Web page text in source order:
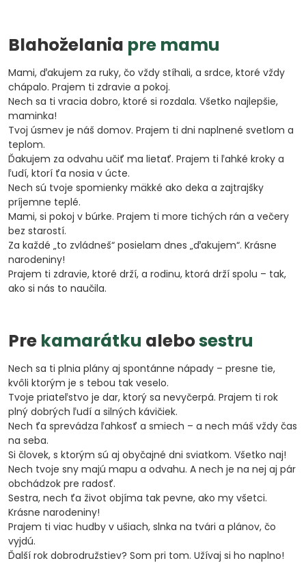
Blahoželania pre mamu
Mami, ďakujem za ruky, čo vždy stíhali, a srdce, ktoré vždy
chápalo. Prajem ti zdravie a pokoj.
Nech sa ti vracia dobro, ktoré si rozdala. Všetko najlepšie,
maminka!
Tvoj úsmev je náš domov. Prajem ti dni naplnené svetlom a
teplom.
Ďakujem za odvahu učiť ma lietať. Prajem ti ľahké kroky a
ľudí, ktorí ťa nosia v úcte.
Nech sú tvoje spomienky mäkké ako deka a zajtrajšky
príjemne teplé.
Mami, si pokoj v búrke. Prajem ti more tichých rán a večery
bez starostí.
Za každé „to zvládneš“ posielam dnes „ďakujem“. Krásne
narodeniny!
Prajem ti zdravie, ktoré drží, a rodinu, ktorá drží spolu – tak,
ako si nás to naučila.
Pre kamarátku alebosestru
Nech sa ti plnia plány aj spontánne nápady – presne tie,
kvôli ktorým je s tebou tak veselo.
Tvoje priateľstvo je dar, ktorý sa nevyčerpá. Prajem ti rok
plný dobrých ľudí a silných kávičiek.
Nech ťa sprevádza ľahkosť a smiech – a nech máš vždy čas
na seba.
Si človek, s ktorým sú aj obyčajné dni sviatkom. Všetko naj!
Nech tvoje sny majú mapu a odvahu. A nech je na nej aj pár
obchádzok pre radosť.
Sestra, nech ťa život objíma tak pevne, ako my všetci.
Krásne narodeniny!
Prajem ti viac hudby v ušiach, slnka na tvári a plánov, čo
vyjdú.
Ďalší rok dobrodružstiev? Som pri tom. Užívaj si ho naplno!